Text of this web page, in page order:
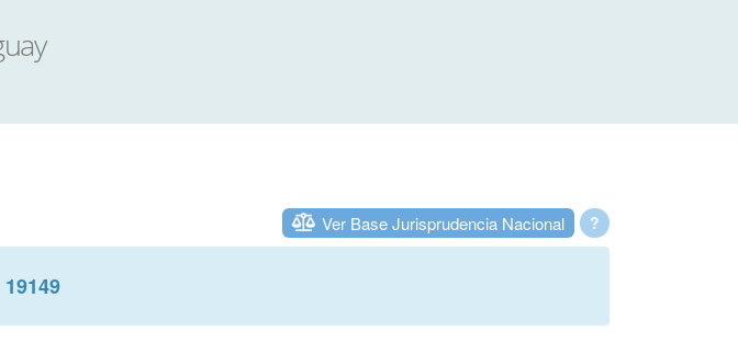
?
Ver Base Jurisprudencia Nacional
19149